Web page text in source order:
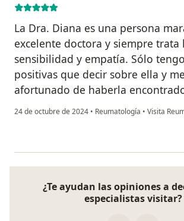
La Dra. Diana es una persona
excelente doctora y siempre trata
sensibilidad y empatía. Sólo
positivas que decir sobre ella y
afortunado de haberla
24 de octubre de 2024 • Reumatología • Visita
¿Te ayudan las opiniones a
especialistas visitar?